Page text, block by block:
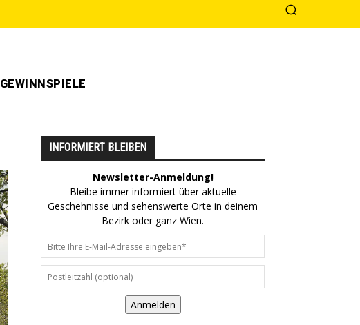
GEWINNSPIELE
INFORMIERT BLEIBEN
Newsletter-Anmeldung!
Bleibe immer informiert über aktuelle
Geschehnisse und sehenswerte Orte in deinem
Bezirk oder ganz Wien.
Anmelden